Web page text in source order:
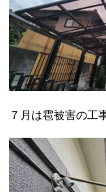
７月は雹被害の工